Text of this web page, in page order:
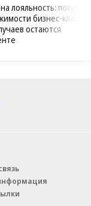
лояльность:
бизнес-класса
остаются